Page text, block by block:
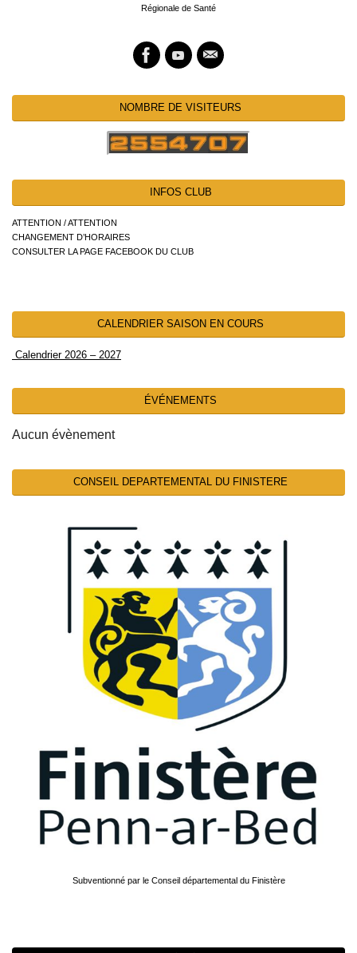
Régionale de Santé
NOMBRE DE VISITEURS
INFOS CLUB
ATTENTION / ATTENTION
CHANGEMENT D’HORAIRES
CONSULTER LA PAGE FACEBOOK DU CLUB
CALENDRIER SAISON EN COURS
Calendrier 2026 – 2027
ÉVÉNEMENTS
Aucun évènement
CONSEIL DEPARTEMENTAL DU FINISTERE
Subventionné par le Conseil départemental du Finistère